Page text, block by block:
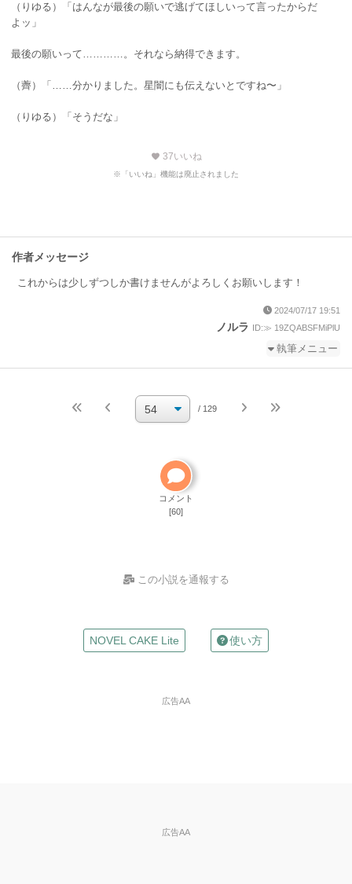
（りゆる）「はんなが最後の願いで逃げてほしいって言ったからだ
よッ」
最後の願いって…………。それなら納得できます。
（薺）「……分かりました。星闇にも伝えないとですね〜」
（りゆる）「そうだな」
favorite 37いいね
※「いいね」機能は廃止されました
作者メッセージ
これからは少しずつしか書けませんがよろしくお願いします！
2024/07/17 19:51
ノルラ ID:≫ 19ZQABSFMiPlU
執筆メニュー
続きを執筆
/ 129
コメント
[60]
この小説を通報する
※入力した場合は確認メールが自動返信されます
NOVEL CAKE Lite 使い方
広告AA
広告AA